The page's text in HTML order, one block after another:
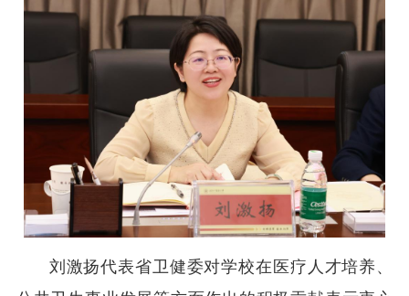
刘激扬代表省卫健委对学校在医疗人才培养、